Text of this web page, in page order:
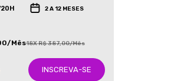
2 A 12 MESES
Mês18X R$ 387,00/Mês
INSCREVA-SE